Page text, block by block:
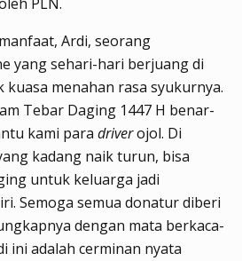
Ardi, seorang
yang sehari-hari berjuang di
kuasa menahan rasa syukurnya.
Tebar Daging 1447 H benar-
kami para driverojol. Di
kadang naik turun, bisa
untuk keluarga jadi
Semoga semua donatur diberi
dengan mata berkaca-
ini adalah cerminan nyata